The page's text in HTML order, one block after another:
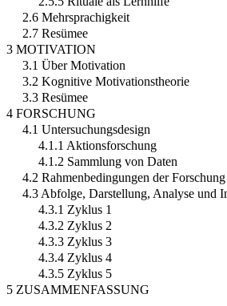
2.6 Mehrsprachigkeit
2.7 Resümee
3 MOTIVATION
3.1 Über Motivation
3.2 Kognitive Motivationstheorie
3.3 Resümee
4 FORSCHUNG
4.1 Untersuchungsdesign
4.1.1 Aktionsforschung
4.1.2 Sammlung von Daten
4.2 Rahmenbedingungen der
4.3 Abfolge, Darstellung, Analyse und
4.3.1 Zyklus 1
4.3.2 Zyklus 2
4.3.3 Zyklus 3
4.3.4 Zyklus 4
4.3.5 Zyklus 5
5 ZUSAMMENFASSUNG